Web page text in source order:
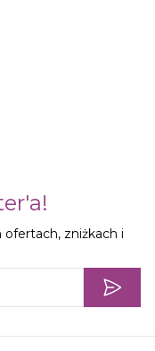
zniżkach i